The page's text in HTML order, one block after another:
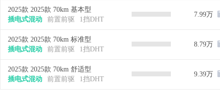
2025款 2025款 70km 基本型
插电式混动
前置前驱 1挡DHT
7.99万
2025款 2025款 70km 标准型
插电式混动
前置前驱 1挡DHT
8.79万
2025款 2025款 70km 舒适型
插电式混动
前置前驱 1挡DHT
9.39万